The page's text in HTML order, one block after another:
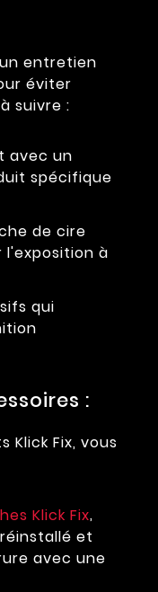
entretien
éviter
suivre :
avec un
spécifique
de cire
à
qui
:
Klick Fix, vous
Klick Fix,
et
avec une